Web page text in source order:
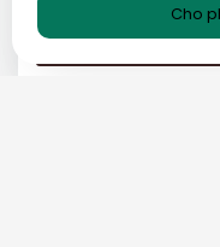
Cho